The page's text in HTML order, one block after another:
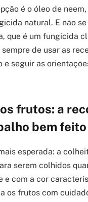
é o óleo de neem,
natural. E não
que é um fungicida
de usar as
e seguir as
frutos: a
bem feito
esperada: a
serem colhidos
e com a cor
os frutos com